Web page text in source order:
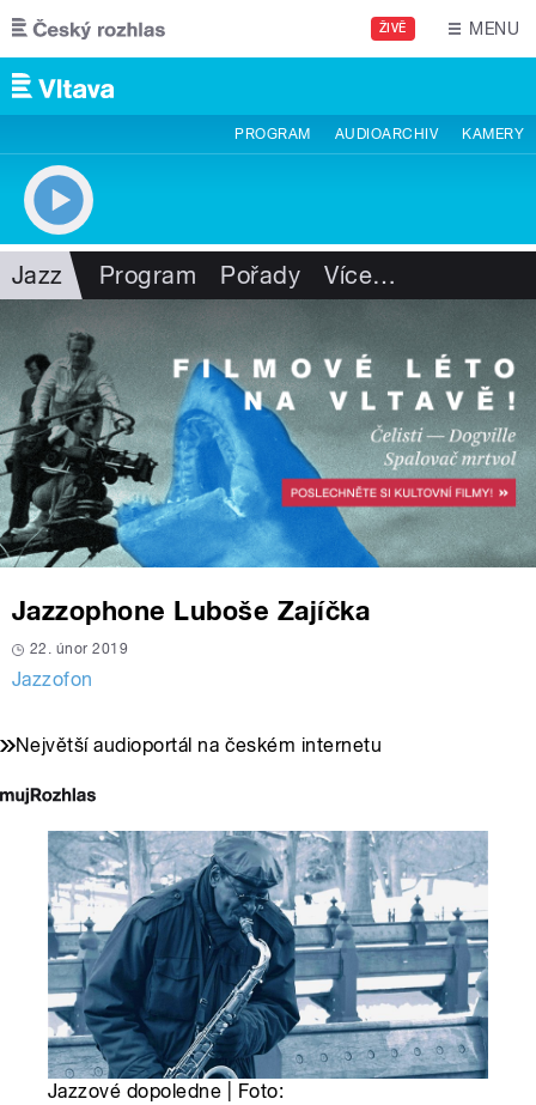
Přejít k hlavnímu obsahu
ŽIVĚ MENU
PROGRAM AUDIOARCHIV KAMERY
Jazz Program Pořady Více…
Jazzophone Luboše Zajíčka
22. únor 2019
Jazzofon
Největší audioportál na českém internetu
Jazzové dopoledne | Foto: